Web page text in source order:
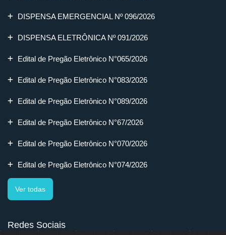
DISPENSA EMERGENCIAL Nº 096/2026
DISPENSA ELETRÔNICA Nº 091/2026
Edital de Pregão Eletrônico N°065/2026
Edital de Pregão Eletrônico N°083/2026
Edital de Pregão Eletrônico N°089/2026
Edital de Pregão Eletrônico N°67/2026
Edital de Pregão Eletrônico N°070/2026
Edital de Pregão Eletrônico N°074/2026
Ver todas
Redes Sociais